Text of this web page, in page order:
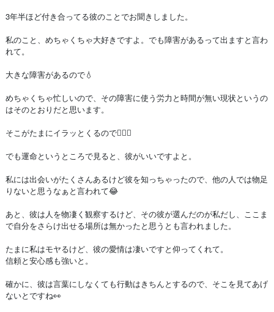
3年半ほど付き合ってる彼のことでお聞きしました。
私のこと、めちゃくちゃ大好きですよ。でも障害があるって出ますと言わ
れて。
大きな障害があるので💧
めちゃくちゃ忙しいので、その障害に使う労力と時間が無い現状というの
はそのとおりだと思います。
そこがたまにイラッとくるので🤷🏼‍♂
でも運命というところで見ると、彼がいいですよと。
私には出会いがたくさんあるけど彼を知っちゃったので、他の人では物足
りないと思うなぁと言われて😂
あと、彼は人を物凄く観察するけど、その彼が選んだのが私だし、ここま
で自分をさらけ出せる場所は無かったと思うとも言われました。
たまに私はモヤるけど、彼の愛情は凄いですと仰ってくれて。
信頼と安心感も強いと。
確かに、彼は言葉にしなくても行動はきちんとするので、そこを見てあげ
ないとですね👀